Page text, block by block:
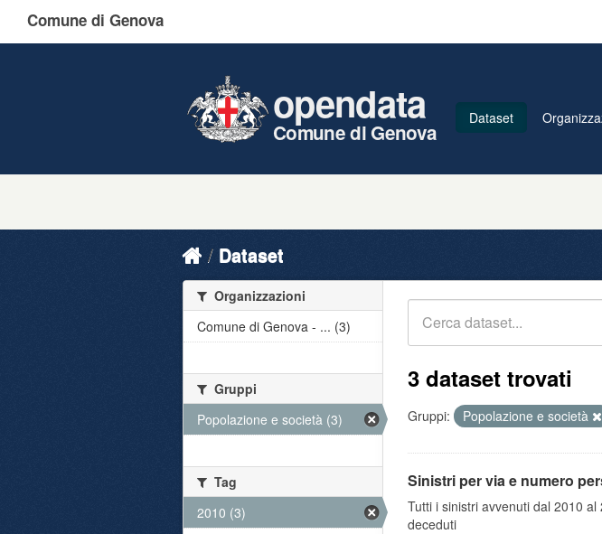
Comune di Genova
opendata
Comune di Genova
Dataset
Dataset
3 dataset trovati
Gruppi: Popolazione e società
Sinistri per via e numero
Tutti i sinistri avvenuti dal 2010
deceduti
Organizzazioni
Comune di Genova - ... (3)
Gruppi
Popolazione e società (3)
Tag
2010 (3)